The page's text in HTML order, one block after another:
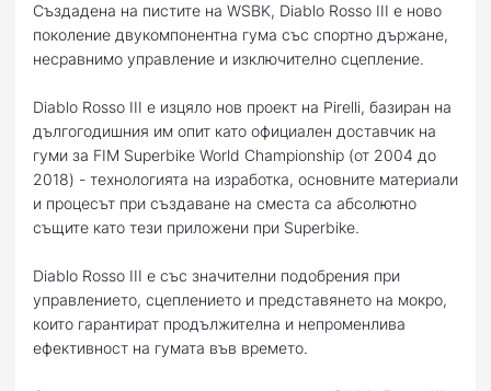
Създадена на пистите на WSBK, Diablo Rosso III е ново
поколение двукомпонентна гума със спортно държане,
несравнимо управление и изключително сцепление.
Diablo Rosso III е изцяло нов проект на Pirelli, базиран на
дългогодишния им опит като официален доставчик на
гуми за FIM Superbike World Championship (от 2004 до
2018) - технологията на изработка, основните материали
и процесът при създаване на сместа са абсолютно
същите като тези приложени при Superbike.
Diablo Rosso III е със значителни подобрения при
управлението, сцеплението и представянето на мокро,
които гарантират продължителна и непроменлива
ефективност на гумата във времето.